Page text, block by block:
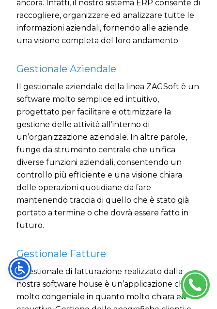
ancora. Infatti, il nostro sistema ERP consente di
raccogliere, organizzare ed analizzare tutte le
informazioni aziendali, fornendo alle aziende
una visione completa del loro andamento.
Gestionale Aziendale
Il gestionale aziendale della linea ZAGSoft è un
software molto semplice ed intuitivo,
progettato per facilitare e ottimizzare la
gestione delle attività all’interno di
un’organizzazione aziendale. In altre parole,
funge da strumento centrale che unifica
diverse funzioni aziendali, consentendo un
controllo più efficiente e una visione chiara
delle operazioni quotidiane da fare
mantenendo traccia di quello che è stato già
portato a termine o che dovrà essere fatto in
futuro.
Gestionale Fatture
Il gestionale di fatturazione realizzato dalla
nostra software house è un’applicazione che
molto congeniale in quanto molto chiara ed